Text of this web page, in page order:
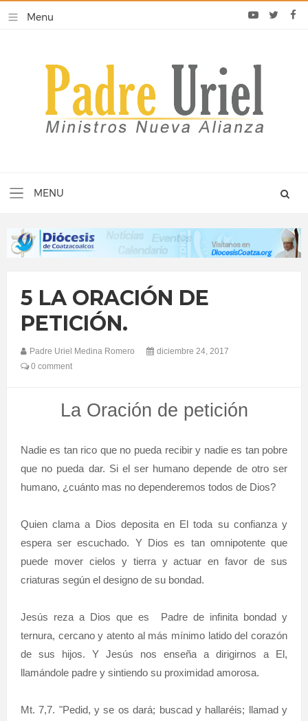
5 LA ORACIÓN DE
PETICIÓN.
Padre Uriel Medina Romero
diciembre 24, 2017
0 comment
La Oración de petición
Nadie es tan rico que no pueda recibir y nadie es tan pobre
que no pueda dar. Si el ser humano depende de otro ser
humano, ¿cuánto mas no dependeremos todos de Dios?
Quien clama a Dios deposita en El toda su confianza y
espera ser escuchado. Y Dios es tan omnipotente que
puede mover cielos y tierra y actuar en favor de sus
criaturas según el designo de su bondad.
Jesús reza a Dios que es Padre de infinita bondad y
ternura, cercano y atento al más mínimo latido del corazón
de sus hijos. Y Jesús nos enseña a dirigirnos a El,
llamándole padre y sintiendo su proximidad amorosa.
Mt. 7,7. "Pedid, y se os dará; buscad y hallaréis; llamad y